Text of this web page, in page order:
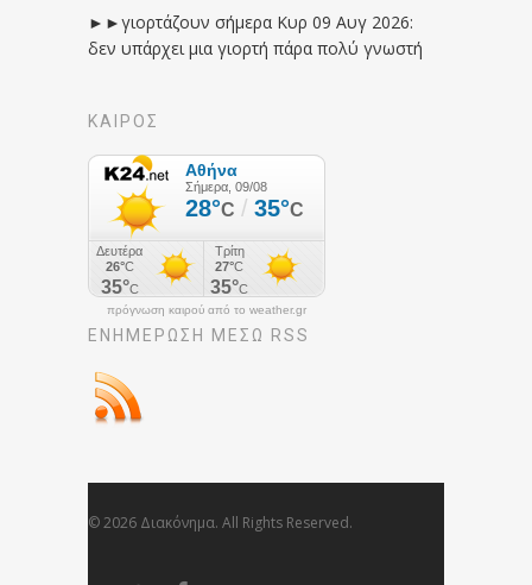
►►γιορτάζουν σήμερα Κυρ 09 Αυγ 2026:
δεν υπάρχει μια γιορτή πάρα πολύ γνωστή
ΚΑΙΡΟΣ
πρόγνωση καιρού από το weather.gr
ΕΝΗΜΈΡΩΣΉ ΜΕΣΩ RSS
© 2026 Διακόνημα. All Rights Reserved.